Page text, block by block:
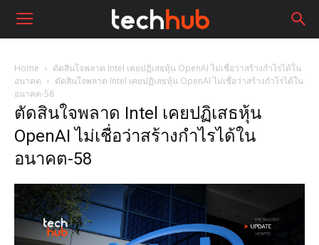
Home
ตัดสินใจพลาด Intel เคยปฏิเสธหุ้น OpenAI ไม่เชื่อว่าสร้างกำไรได้ใน
อนาคต
ตัดสินใจพลาด Intel เคยปฏิเสธหุ้น OpenAI ไม่เชื่อว่าสร้างกำไรได้ใน
อนาคต-58
ตัดสินใจพลาด Intel เคยปฏิเสธหุ้น
OpenAI ไม่เชื่อว่าสร้างกำไรได้ใน
อนาคต-58